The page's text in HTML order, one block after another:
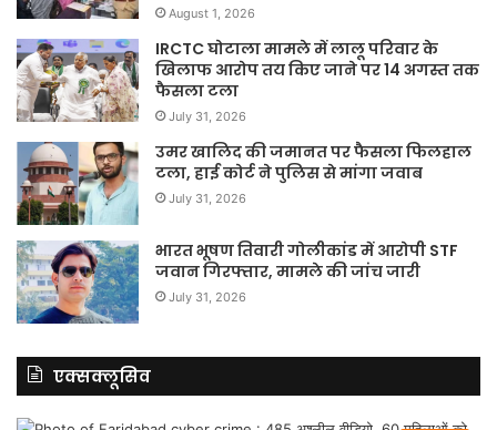
August 1, 2026
IRCTC घोटाला मामले में लालू परिवार के
खिलाफ आरोप तय किए जाने पर 14 अगस्त तक
फैसला टला
July 31, 2026
उमर खालिद की जमानत पर फैसला फिलहाल
टला, हाई कोर्ट ने पुलिस से मांगा जवाब
July 31, 2026
भारत भूषण तिवारी गोलीकांड में आरोपी STF
जवान गिरफ्तार, मामले की जांच जारी
July 31, 2026
एक्सक्लूसिव